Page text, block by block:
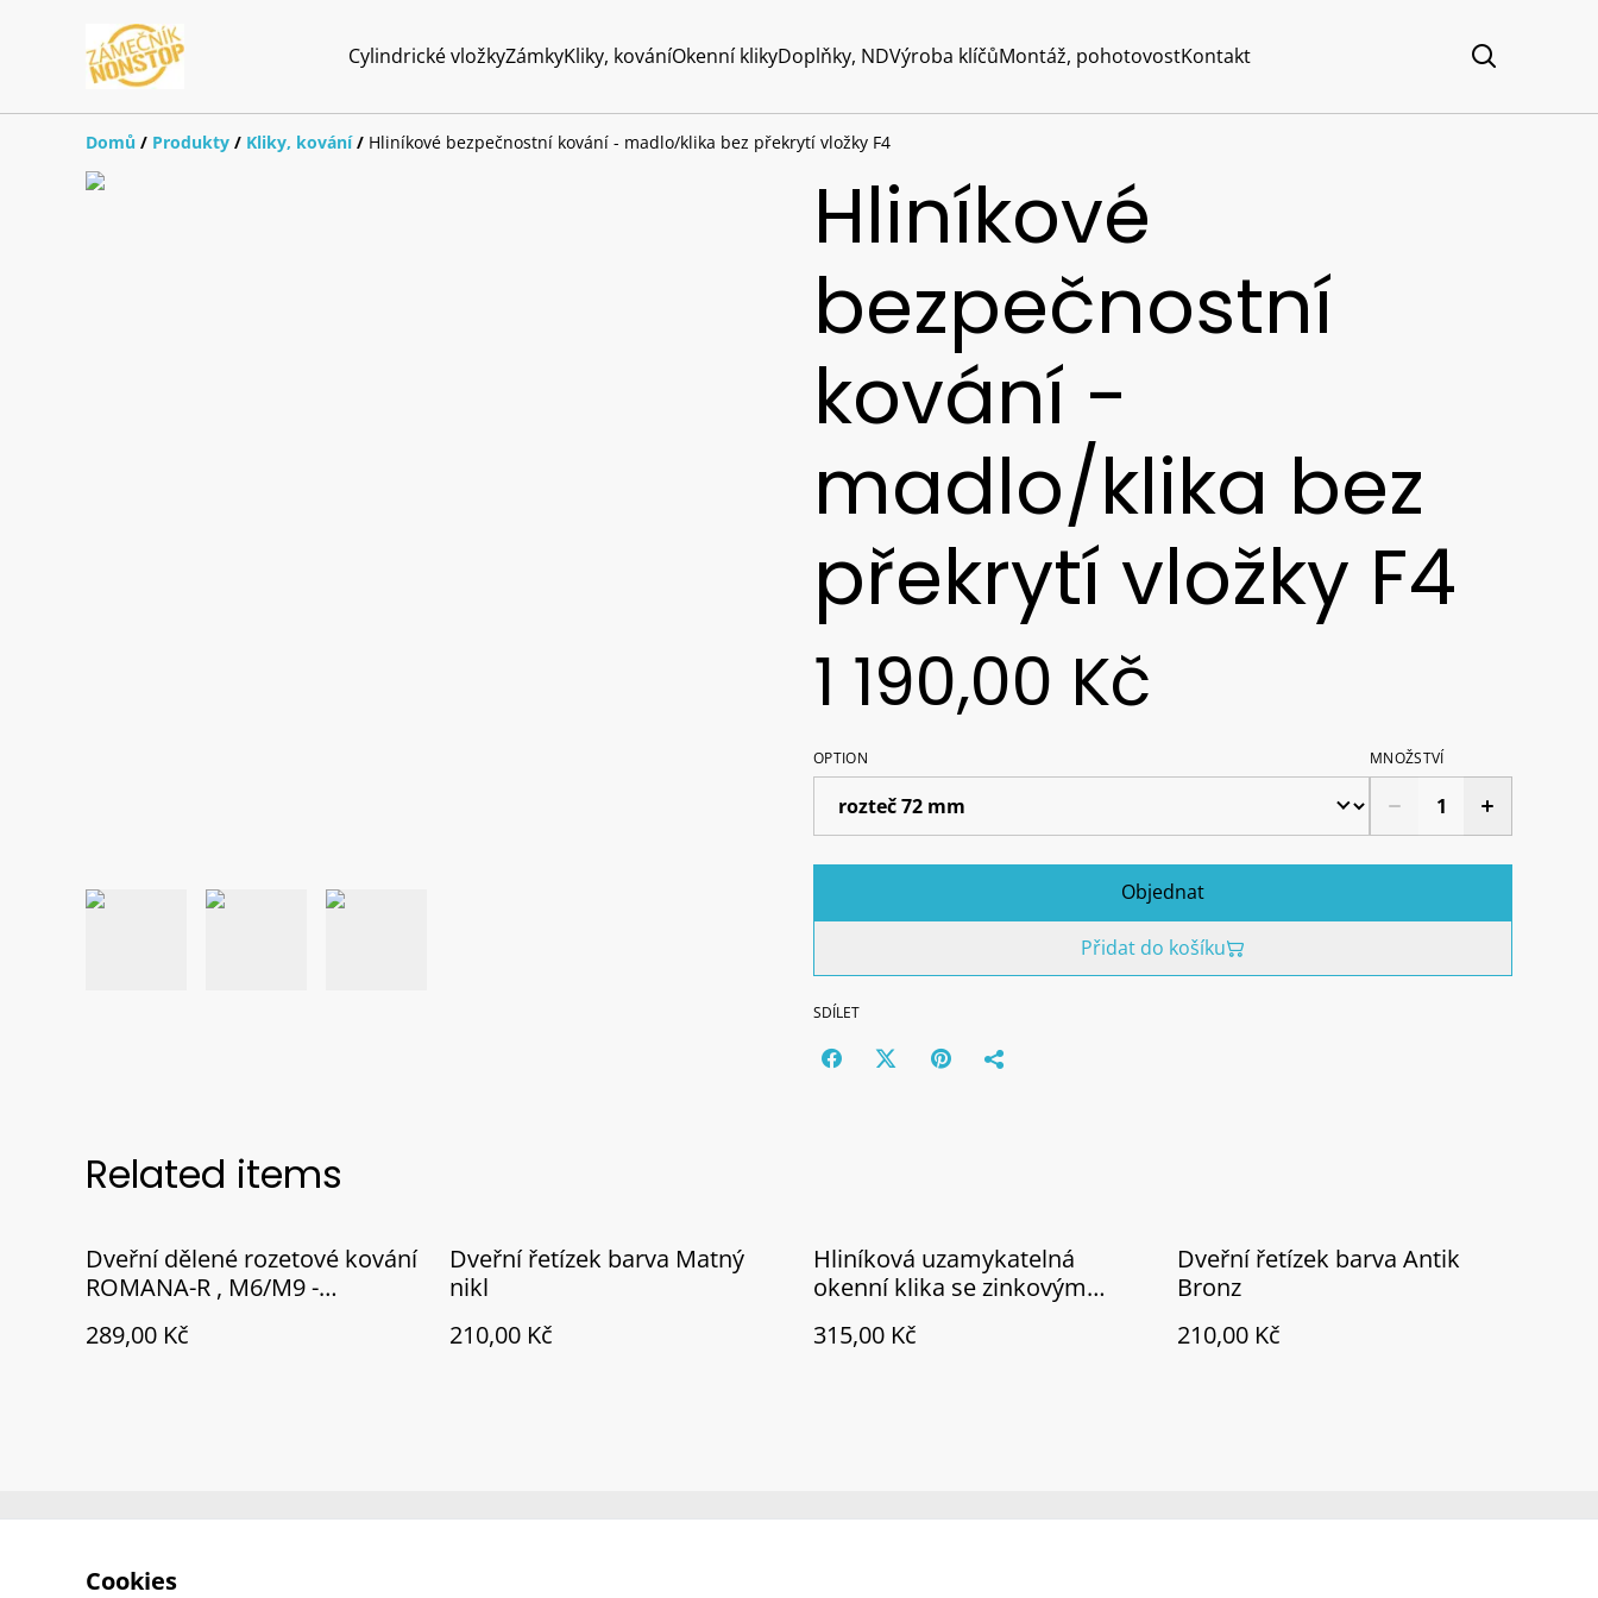
Cylindrické vložkyZámkyKliky, kováníOkenní klikyDoplňky, NDVýroba klíčůMontáž, pohotovostKontakt
Domů / Produkty / Kliky, kování / Hliníkové bezpečnostní kování - madlo/klika bez překrytí vložky F4
Hliníkové
bezpečnostní
kování -
madlo/klika bez
překrytí vložky F4
1 190,00 Kč
OPTION MNOŽSTVÍ
Objednat
Přidat do košíku
SDÍLET
Related items
Dveřní dělené rozetové kování
ROMANA-R , M6/M9 -
klika
289,00 Kč
Dveřní řetízek barva Matný
nikl
210,00 Kč
Hliníková uzamykatelná
okenní klika se zinkovým
315,00 Kč
Dveřní řetízek barva Antik
Bronz
210,00 Kč
Cookies